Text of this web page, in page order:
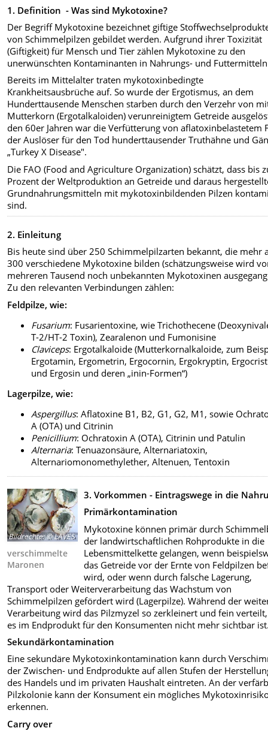
1. Definition - Was sind Mykotoxine?
Der Begriff Mykotoxine bezeichnet giftige
von Schimmelpilzen gebildet werden. Aufgrund ihrer Toxizität
(Giftigkeit) für Mensch und Tier zählen Mykotoxine zu den
unerwünschten Kontaminanten in Nahrungs- und
Bereits im Mittelalter traten mykotoxinbedingte
Krankheitsausbrüche auf. So wurde der Ergotismus, an dem
Hunderttausende Menschen starben durch den Verzehr von
Mutterkorn (Ergotalkaloiden) verunreinigtem Getreide
den 60er Jahren war die Verfütterung von aflatoxinbelastetem
der Auslöser für den Tod hunderttausender Truthähne und
„Turkey X Disease".
Die FAO (Food and Agriculture Organization) schätzt, dass bis
Prozent der Weltproduktion an Getreide und daraus
Grundnahrungsmitteln mit mykotoxinbildenden Pilzen
sind.
2. Einleitung
Bis heute sind über 250 Schimmelpilzarten bekannt, die mehr
300 verschiedene Mykotoxine bilden (schätzungsweise wird
mehreren Tausend noch unbekannten Mykotoxinen
Zu den relevanten Verbindungen zählen:
Feldpilze, wie:
Fusarium: Fusarientoxine, wie Trichothecene
T-2/HT-2 Toxin), Zearalenon und Fumonisine
Claviceps: Ergotalkaloide (Mutterkornalkaloide, zum
Ergotamin, Ergometrin, Ergocornin, Ergokryptin,
und Ergosin und deren „inin-Formen“)
Lagerpilze, wie:
Aspergillus: Aflatoxine B1, B2, G1, G2, M1, sowie
A (OTA) und Citrinin
Penicillium: Ochratoxin A (OTA), Citrinin und Patulin
Alternaria: Tenuazonsäure, Alternariatoxin,
Alternariomonomethylether, Altenuen, Tentoxin
Bildrechte:© LAVES
verschimmelte
Maronen
3. Vorkommen - Eintragswege in die
Primärkontamination
Mykotoxine können primär durch
der landwirtschaftlichen Rohprodukte in die
Lebensmittelkette gelangen, wenn
das Getreide vor der Ernte von Feldpilzen
wird, oder wenn durch falsche Lagerung,
Transport oder Weiterverarbeitung das Wachstum von
Schimmelpilzen gefördert wird (Lagerpilze). Während der
Verarbeitung wird das Pilzmyzel so zerkleinert und fein
es im Endprodukt für den Konsumenten nicht mehr sichtbar
Sekundärkontamination
Eine sekundäre Mykotoxinkontamination kann durch
der Zwischen- und Endprodukte auf allen Stufen der
des Handels und im privaten Haushalt eintreten. An der
Pilzkolonie kann der Konsument ein mögliches
erkennen.
Carry over